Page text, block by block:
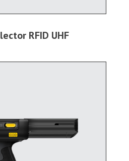
RFID UHF